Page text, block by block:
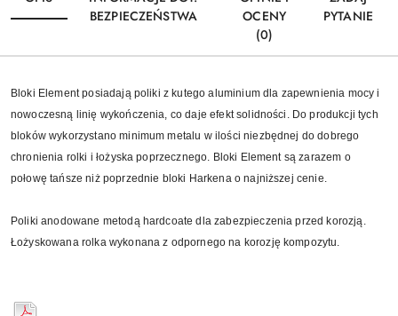
BEZPIECZEŃSTWA
OCENY
(0)
PYTANIE
Bloki Element posiadają poliki z kutego aluminium dla zapewnienia mocy i
nowoczesną linię wykończenia, co daje efekt solidności. Do produkcji tych
bloków wykorzystano minimum metalu w ilości niezbędnej do dobrego
chronienia rolki i łożyska poprzecznego. Bloki Element są zarazem o
połowę tańsze niż poprzednie bloki Harkena o najniższej cenie.
Poliki anodowane metodą hardcoate dla zabezpieczenia przed korozją.
Łożyskowana rolka wykonana z odpornego na korozję kompozytu.